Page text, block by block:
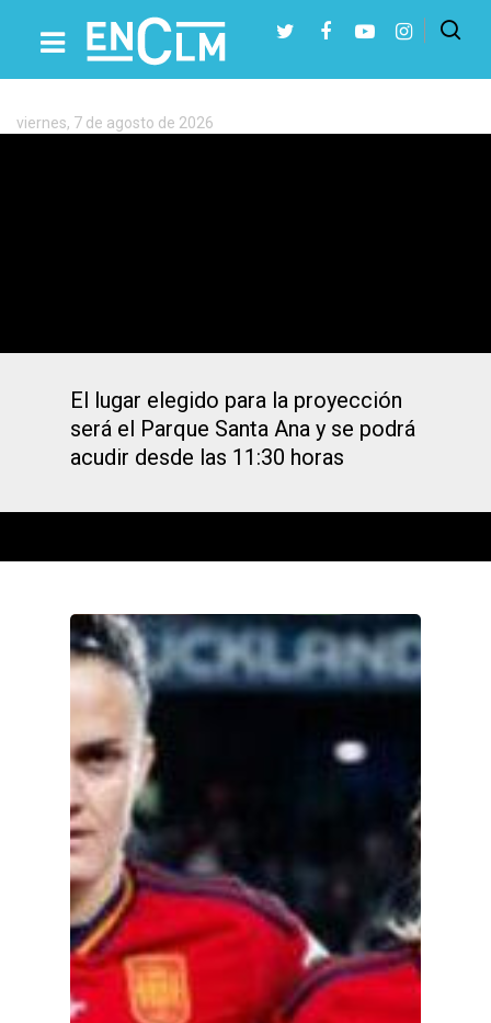
Etiqueta:
Dario
Dolz
Presiona Intro para buscar o ESC para cerrar
viernes, 7 de agosto de 2026
El lugar elegido para la proyección
será el Parque Santa Ana y se podrá
acudir desde las 11:30 horas